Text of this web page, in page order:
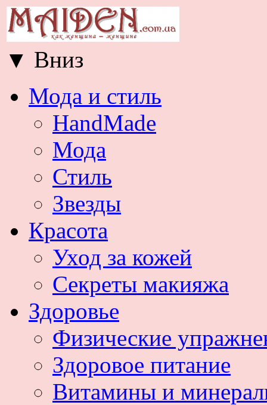
▼ Вниз
Мода и стиль
HandMade
Мода
Стиль
Звезды
Красота
Уход за кожей
Секреты макияжа
Здоровье
Физические
Здоровое питание
Витамины и